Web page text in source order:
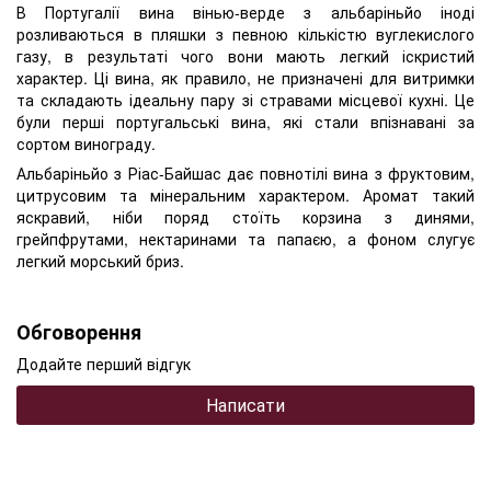
В Португалії вина вінью-верде з альбаріньйо іноді
розливаються в пляшки з певною кількістю вуглекислого
газу, в результаті чого вони мають легкий іскристий
характер. Ці вина, як правило, не призначені для витримки
та складають ідеальну пару зі стравами місцевої кухні. Це
були перші португальські вина, які стали впізнавані за
сортом винограду.
Альбаріньйо з Ріас-Байшас дає повнотілі вина з фруктовим,
цитрусовим та мінеральним характером. Аромат такий
яскравий, ніби поряд стоїть корзина з динями,
грейпфрутами, нектаринами та папаєю, а фоном слугує
легкий морський бриз.
Обговорення
Додайте перший відгук
Написати